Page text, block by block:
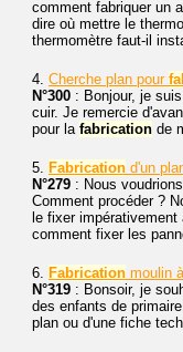
comment fabriquer un
dire où mettre le
thermomètre faut-il
4. Cherche plan pour
N°300 : Bonjour, je
cuir. Je remercie
pour la fabrication de
5. Fabrication d'un
N°279 : Nous
Comment procéder ?
le fixer
comment fixer les
6. Fabrication moulin
N°319 : Bonsoir, je
des enfants de
plan ou d'une fiche